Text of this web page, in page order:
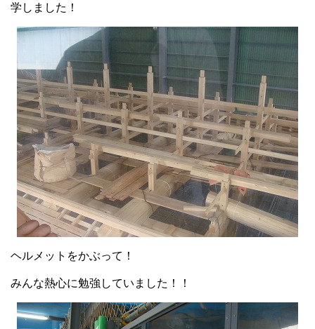
学しました！
ヘルメットをかぶって！
みんな熱心に勉強していました！！